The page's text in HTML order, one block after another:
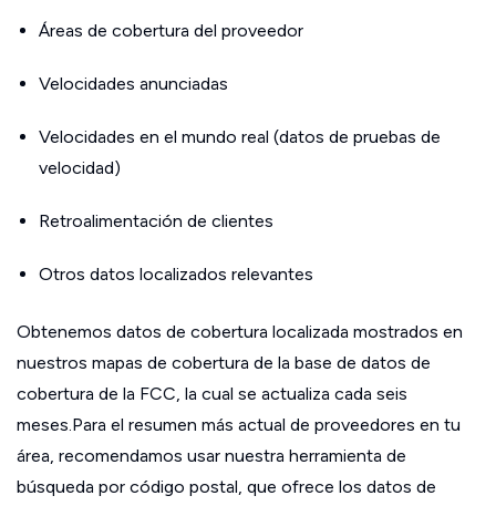
Áreas de cobertura del proveedor
Velocidades anunciadas
Velocidades en el mundo real (datos de pruebas de
velocidad)
Retroalimentación de clientes
Otros datos localizados relevantes
Obtenemos datos de cobertura localizada mostrados en
nuestros mapas de cobertura de la base de datos de
cobertura de la FCC, la cual se actualiza cada seis
meses.Para el resumen más actual de proveedores en tu
área, recomendamos usar nuestra herramienta de
búsqueda por código postal, que ofrece los datos de